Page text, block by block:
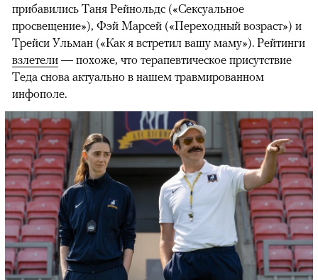
00:00 / 00:00
прибавились Таня Рейнольдс («Сексуальное
просвещение»), Фэй Марсей («Переходный возраст») и
Трейси Ульман («Как я встретил вашу маму»). Рейтинги
взлетели — похоже, что терапевтическое присутствие
Теда снова актуально в нашем травмированном
инфополе.